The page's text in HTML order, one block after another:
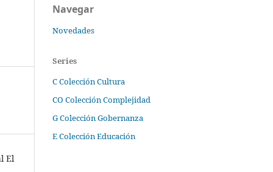
El
Navegar
Novedades
Series
C Colección Cultura
CO Colección Complejidad
G Colección Gobernanza
E Colección Educación